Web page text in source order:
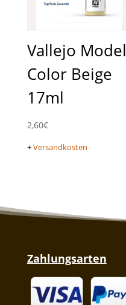
Vallejo Model
Color Beige
17ml
2,60€
+Versandkosten
Zahlungsarten